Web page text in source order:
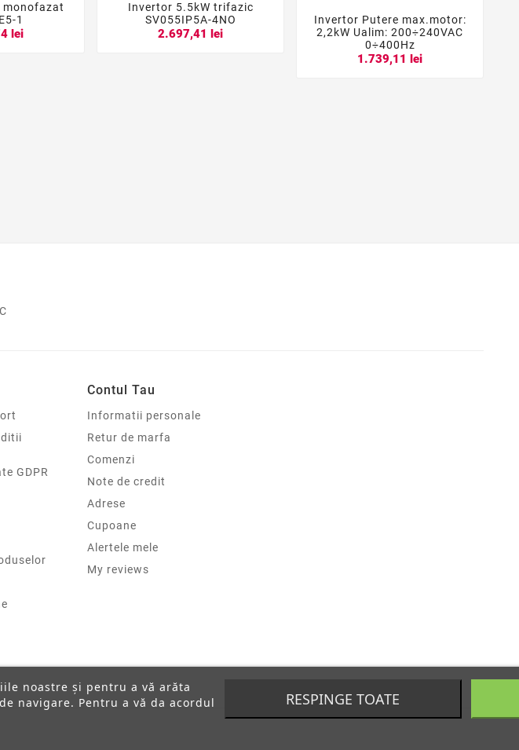

monofazat
1
lei
  
Invertor 5.5kW trifazic
SV055IP5A-4NO
2.697,41 lei   
Invertor Putere max.motor:
2,2kW Ualim: 200÷240VAC
0÷400Hz
1.739,11 lei
GDPR
Contul Tau
Informatii personale
Retur de marfa
Comenzi
Note de credit
Adrese
Cupoane
Alertele mele
My reviews
noastre și pentru a vă arăta
navigare. Pentru a vă da acordul
RESPINGE TOATE